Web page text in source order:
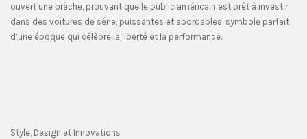
ouvert une brèche, prouvant que le public américain est prêt à investir
dans des voitures de série, puissantes et abordables, symbole parfait
d’une époque qui célèbre la liberté et la performance.
Style, Design et Innovations